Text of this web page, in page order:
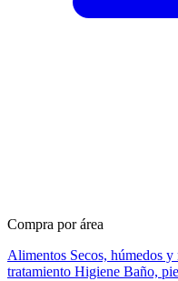
Compra por área
Alimentos Secos, húmedos y
tratamiento Higiene Baño,